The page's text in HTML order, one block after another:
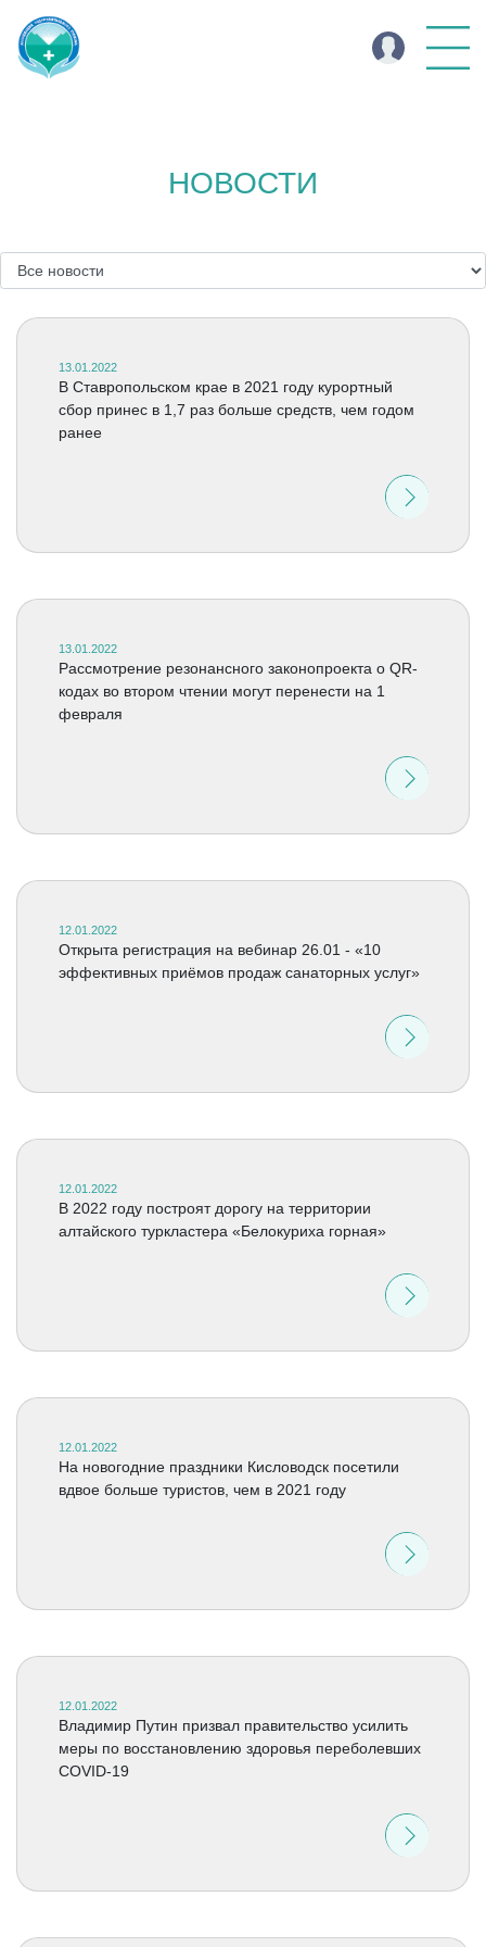
НОВОСТИ
13.01.2022
В Ставропольском крае в 2021 году курортный
сбор принес в 1,7 раз больше средств, чем годом
ранее
13.01.2022
Рассмотрение резонансного законопроекта о QR-
кодах во втором чтении могут перенести на 1
февраля
12.01.2022
Открыта регистрация на вебинар 26.01 - «10
эффективных приёмов продаж санаторных услуг»
12.01.2022
В 2022 году построят дорогу на территории
алтайского туркластера «Белокуриха горная»
12.01.2022
На новогодние праздники Кисловодск посетили
вдвое больше туристов, чем в 2021 году
12.01.2022
Владимир Путин призвал правительство усилить
меры по восстановлению здоровья переболевших
COVID-19